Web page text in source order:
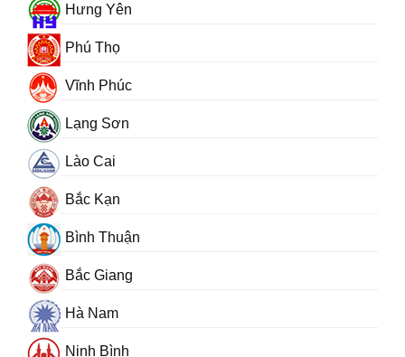
Hưng Yên
Phú Thọ
Vĩnh Phúc
Lạng Sơn
Lào Cai
Bắc Kạn
Bình Thuận
Bắc Giang
Hà Nam
Ninh Bình